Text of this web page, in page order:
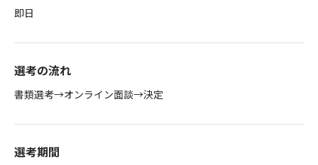
即日
選考の流れ
書類選考→オンライン面談→決定
選考期間